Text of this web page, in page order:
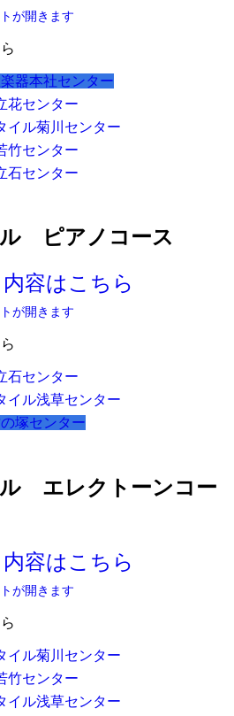
が開きます
器本社センター
花センター
イル菊川センター
竹センター
石センター
ピアノコース
容はこちら
が開きます
石センター
イル浅草センター
塚センター
エレクトーンコー
容はこちら
が開きます
イル菊川センター
竹センター
イル浅草センター